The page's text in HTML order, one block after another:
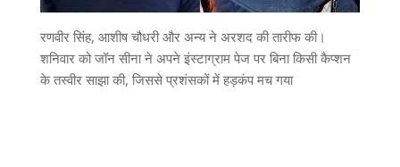
रणवीर सिंह, आशीष चौधरी और अन्य ने अरशद की तारीफ की।
शनिवार को जॉन सीना ने अपने इंस्टाग्राम पेज पर बिना किसी कैप्शन
के तस्वीर साझा की, जिससे प्रशंसकों में हड़कंप मच गया